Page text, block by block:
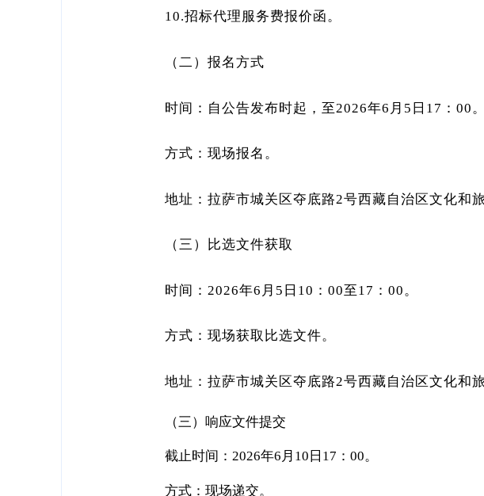
10.招标代理服务费报价函。
（二）报名方式
时间：自公告发布时起，至2026年6月5日17：00。
方式：现场报名。
地址：拉萨市城关区夺底路2号西藏自治区文化和
（三）比选文件获取
时间：2026年6月5日10：00至17：00。
方式：现场获取比选文件。
地址：拉萨市城关区夺底路2号西藏自治区文化和
（三）响应文件提交
截止时间：2026年6月10日17：00。
方式：现场递交。